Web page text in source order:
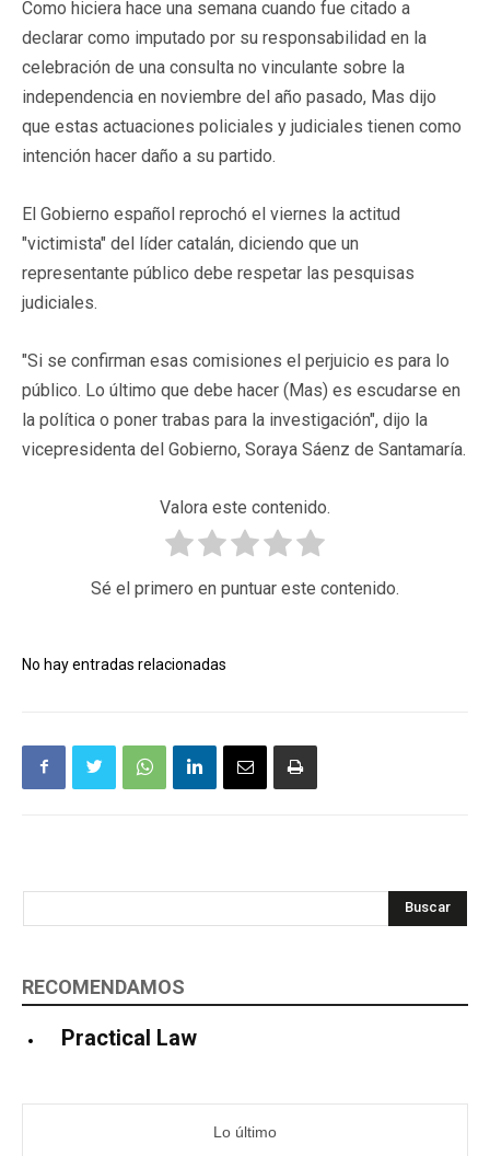
Como hiciera hace una semana cuando fue citado a
declarar como imputado por su responsabilidad en la
celebración de una consulta no vinculante sobre la
independencia en noviembre del año pasado, Mas dijo
que estas actuaciones policiales y judiciales tienen como
intención hacer daño a su partido.
El Gobierno español reprochó el viernes la actitud
"victimista" del líder catalán, diciendo que un
representante público debe respetar las pesquisas
judiciales.
"Si se confirman esas comisiones el perjuicio es para lo
público. Lo último que debe hacer (Mas) es escudarse en
la política o poner trabas para la investigación", dijo la
vicepresidenta del Gobierno, Soraya Sáenz de Santamaría.
Valora este contenido.
Sé el primero en puntuar este contenido.
No hay entradas relacionadas
Buscar
RECOMENDAMOS
Practical Law
Lo último